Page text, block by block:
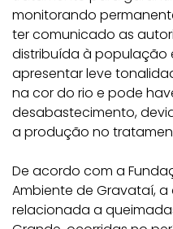
monitorando
ter comunicado as
distribuída à população
apresentar leve
na cor do rio e pode
desabastecimento,
a produção no
De acordo com a
Ambiente de Gravataí,
relacionada a